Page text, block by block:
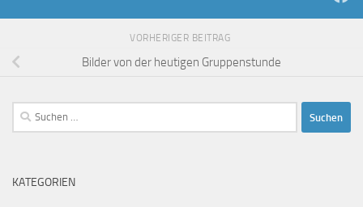
VORHERIGER BEITRAG
Bilder von der heutigen Gruppenstunde
Suchen
nach:
KATEGORIEN